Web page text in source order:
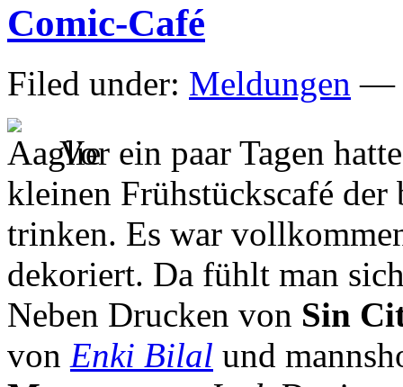
Comic-Café
Filed under: Meldungen —
Vor ein paar Tagen
kleinen Frühstückscafé
trinken. Es war
dekoriert. Da fühlt man
Neben Drucken von Sin
von Enki Bilal und